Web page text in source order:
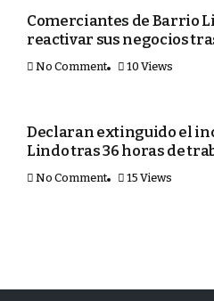
Comerciantes de Barrio
reactivar sus negocios
No Comment 10 Views
Declaran extinguido el
Lindo tras 36 horas de
No Comment 15 Views